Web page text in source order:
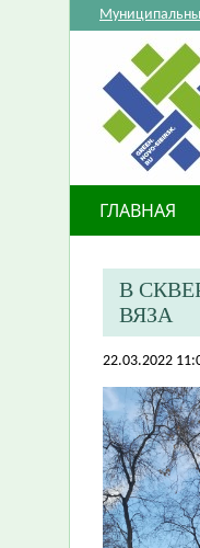
ГЛАВНАЯ
В
ВЯЗА
22.03.2022